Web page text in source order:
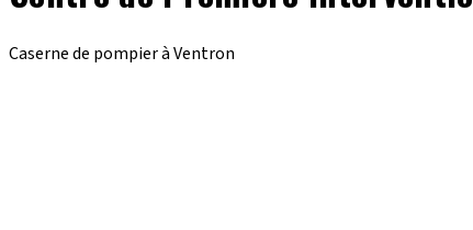
Caserne de pompier à Ventron